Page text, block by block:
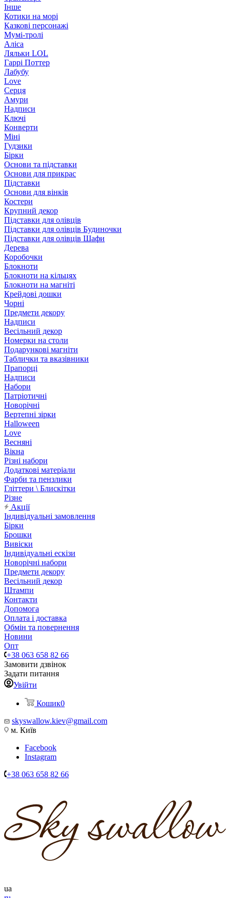
Інше
Котики на морі
Казкові персонажі
Мумі-тролі
Аліса
Ляльки LOL
Гаррі Поттер
Лабубу
Love
Серця
Амури
Надписи
Ключі
Конверти
Міні
Гудзики
Бірки
Основи та підставки
Основи для прикрас
Підставки
Основи для вінків
Костери
Крупний декор
Підставки для олівців
Підставки для олівців Будиночки
Підставки для олівців Шафи
Дерева
Коробочки
Блокноти
Блокноти на кільцях
Блокноти на магніті
Крейдові дошки
Чорні
Предмети декору
Надписи
Весільний декор
Номерки на столи
Подарункові магніти
Таблички та вказівники
Прапорці
Надписи
Набори
Патріотичні
Новорічні
Вертепні зірки
Halloween
Love
Весняні
Вікна
Різні набори
Додаткові матеріали
Фарби та пензлики
Гліттери \ Блискітки
Різне
Акції
Індивідуальні замовлення
Бірки
Брошки
Вивіски
Індивідуальні ескізи
Новорічні набори
Предмети декору
Весільний декор
Штампи
Контакти
Допомога
Оплата і доставка
Обмін та повернення
Новини
Опт
+38 063 658 82 66
Замовити дзвінок
Задати питання
Увійти
Кошик0
skyswallow.kiev@gmail.com
м. Київ
Facebook
Instagram
+38 063 658 82 66
ua